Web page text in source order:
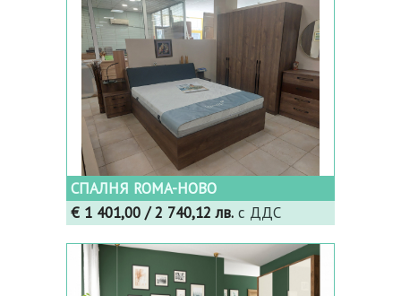
СПАЛНЯ ROMA-НОВО
€ 1 401,00 / 2 740,12 лв. с ДДС